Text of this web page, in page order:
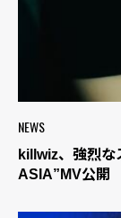
NEWS
killwiz、強烈な
ASIA”MV公開